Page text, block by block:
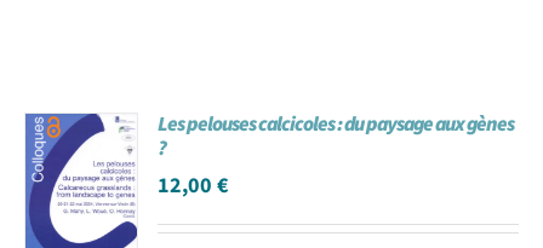
Les pelouses calcicoles : du paysage aux gènes
?
12,00€